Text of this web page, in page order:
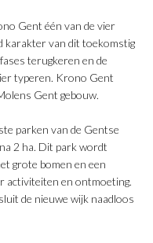
Gent één van de vier
karakter van dit toekomstig
terugkeren en de
typeren. Krono Gent
Gent gebouw.
parken van de Gentse
2 ha. Dit park wordt
grote bomen en een
activiteiten en ontmoeting.
de nieuwe wijk naadloos